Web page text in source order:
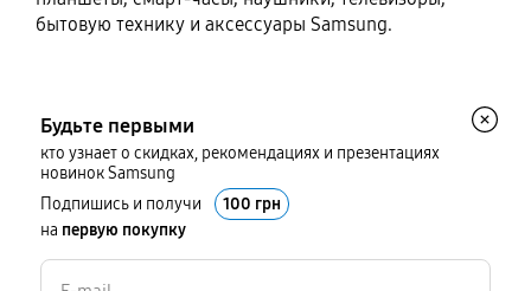
бытовую технику и аксессуары Samsung.
Будьте первыми
кто узнает о скидках, рекомендациях и презентациях
новинок Samsung
Подпишись и получи
100 грн
на первую покупку